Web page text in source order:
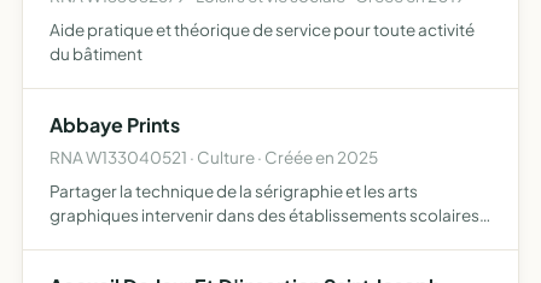
Aide pratique et théorique de service pour toute activité
du bâtiment
Abbaye Prints
RNA W133040521 · Culture · Créée en 2025
Partager la technique de la sérigraphie et les arts
graphiques intervenir dans des établissements scolaires,